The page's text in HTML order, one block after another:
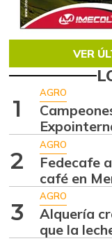
VER
1
AGRO
2
AGRO
Fedecafe
café en
3
AGRO
Alquería
que la